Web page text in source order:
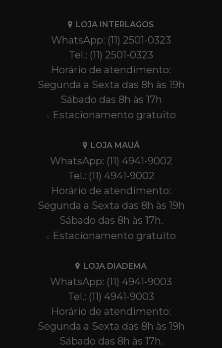
LOJA INTERLAGOS
WhatsApp: (11) 2501-0323
Tel.: (11) 2501-0323
Horário de atendimento:
Segunda a Sexta das 8h às 19h
Sábado das 8h às 17h
Estacionamento gratuito
LOJA MAUÁ
WhatsApp: (11) 4941-9002
Tel.: (11) 4941-9002
Horário de atendimento:
Segunda a Sexta das 8h às 19h
Sábado das 8h às 17h.
Estacionamento gratuito
LOJA DIADEMA
WhatsApp: (11) 4941-9003
Tel.: (11) 4941-9003
Horário de atendimento:
Segunda a Sexta das 8h às 19h
Sábado das 8h às 17h.